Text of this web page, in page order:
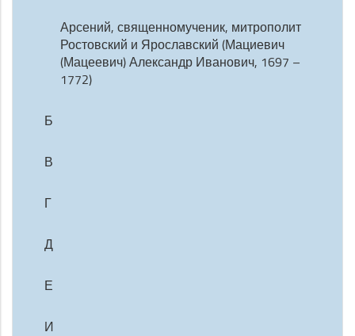
Арсений, священномученик, митрополит
Ростовский и Ярославский (Мациевич
(Мацеевич) Александр Иванович, 1697 –
1772)
Б
В
Г
Д
Е
И